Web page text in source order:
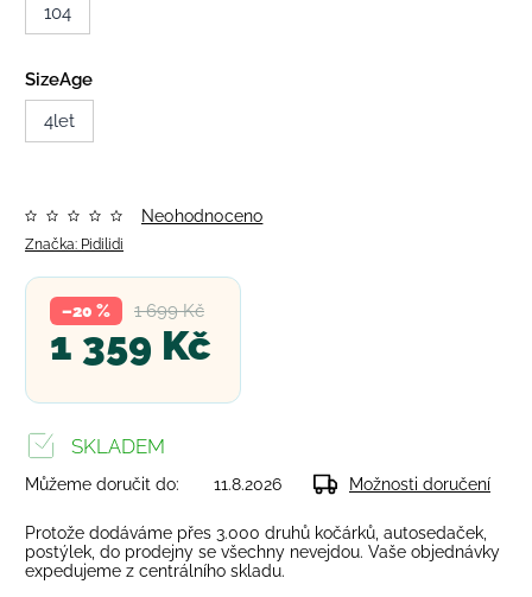
104
SizeAge
4let
Značka: Pidilidi
Neohodnoceno
1 699 Kč
–20 %
1 359 Kč
SKLADEM
Můžeme doručit do: 11.8.2026 Možnosti doručení
Protože dodáváme přes 3.000 druhů kočárků, autosedaček,
postýlek, do prodejny se všechny nevejdou. Vaše objednávky
expedujeme z centrálního skladu.